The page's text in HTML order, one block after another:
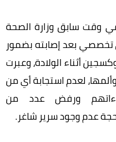
وقت سابق وزارة الصحة
بعد إصابته بضمور
أثناء الولادة، وعبرت
لعدم استجابة أي من
ورفض عدد من
عدم وجود سرير شاغر.